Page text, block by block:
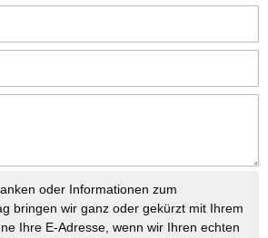
oder Informationen zum
bringen wir ganz oder gekürzt mit Ihrem
Ihre E-Adresse, wenn wir Ihren echten